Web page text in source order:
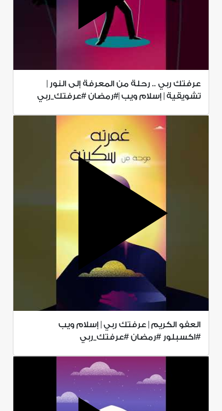
عرفتك ربي .. رحلة من المعرفة إلى النور |
تشويقية | إسلام ويب |#رمضان #عرفتك_ربي
العفو الكريم | عرفتك ربي | إسلام ويب
#اكسبلور #رمضان #عرفتك_ربي